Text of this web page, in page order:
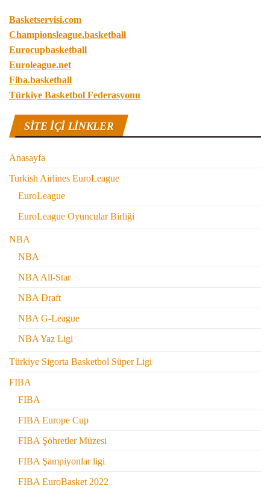
Basketservisi.com
Championsleague.basketball
Eurocupbasketball
Euroleague.net
Fiba.basketball
Türkiye Basketbol Federasyonu
SITE IÇI LINKLER
Anasayfa
Turkish Airlines EuroLeague
EuroLeague
EuroLeague Oyuncular Birliği
NBA
NBA
NBA All-Star
NBA Draft
NBA G-League
NBA Yaz Ligi
Türkiye Sigorta Basketbol Süper Ligi
FIBA
FIBA
FIBA Europe Cup
FIBA Şöhretler Müzesi
FIBA Şampiyonlar ligi
FIBA EuroBasket 2022